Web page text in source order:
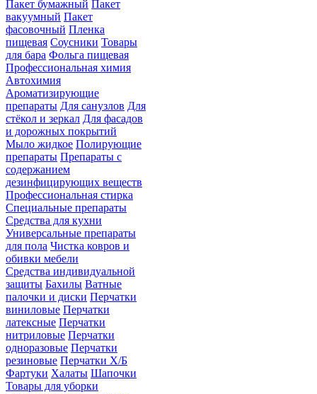
Пакет бумажный Пакет
вакуумный Пакет
фасовочный Пленка
пищевая Соусники Товары
для бара Фольга пищевая
Профессиональная химия
Автохимия
Ароматизирующие
препараты Для санузлов Для
стёкол и зеркал Для фасадов
и дорожных покрытий
Мыло жидкое Полирующие
препараты Препараты с
содержанием
дезинфицирующих веществ
Профессиональная стирка
Специальные препараты
Средства для кухни
Универсальные препараты
для пола Чистка ковров и
обивки мебели
Средства индивидуальной
защиты Бахилы Ватные
палочки и диски Перчатки
виниловые Перчатки
латексные Перчатки
нитриловые Перчатки
одноразовые Перчатки
резиновые Перчатки Х/Б
Фартуки Халаты Шапочки
Товары для уборки